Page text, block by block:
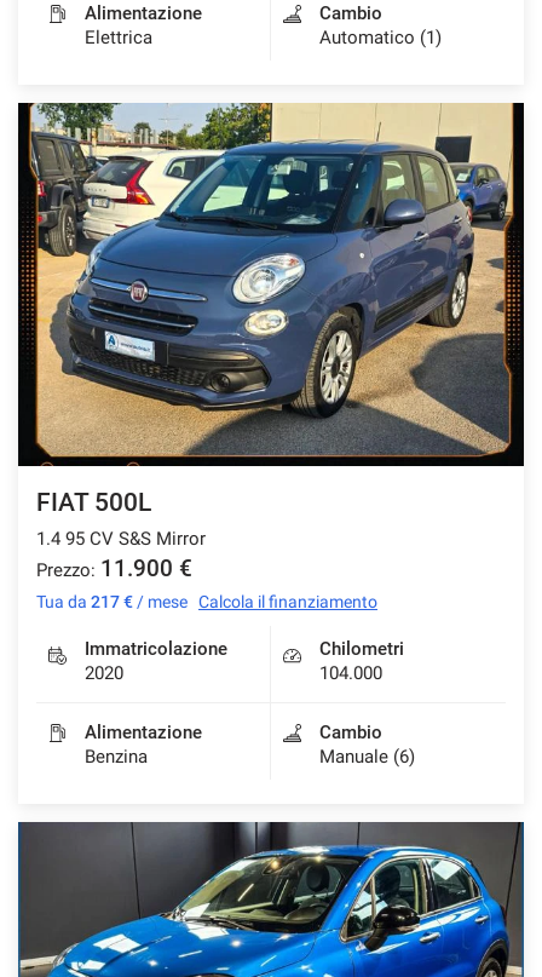
Alimentazione
Elettrica
Cambio
Automatico (1)
FIAT 500L
1.4 95 CV S&S Mirror
Prezzo: 11.900 €
Tua da 217 € / mese Calcola il finanziamento
Immatricolazione
2020
Chilometri
104.000
Alimentazione
Benzina
Cambio
Manuale (6)